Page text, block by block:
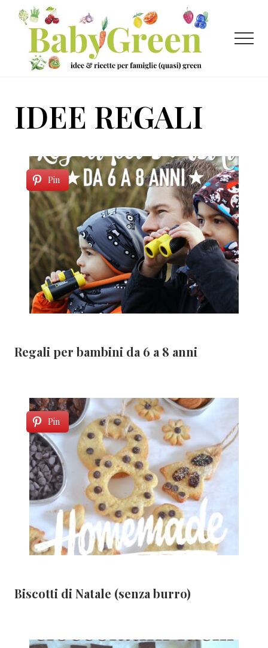
Menu
Passa
contenuto
principale
Passa
famiglie
(quasi)
green
Menu
IDEE REGALI
Pin
Regali per bambini da 6 a 8 anni
Pin
Biscotti di Natale (senza burro)